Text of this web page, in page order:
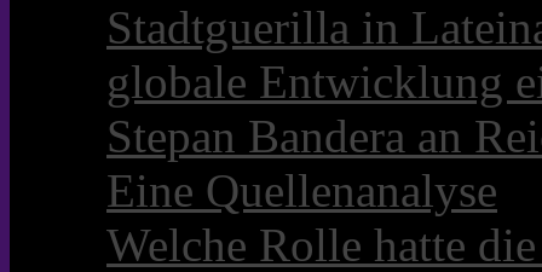
Stadtguerilla in
globale Entwicklung
Stepan Bandera an
Eine Quellenanalyse
Welche Rolle hatte